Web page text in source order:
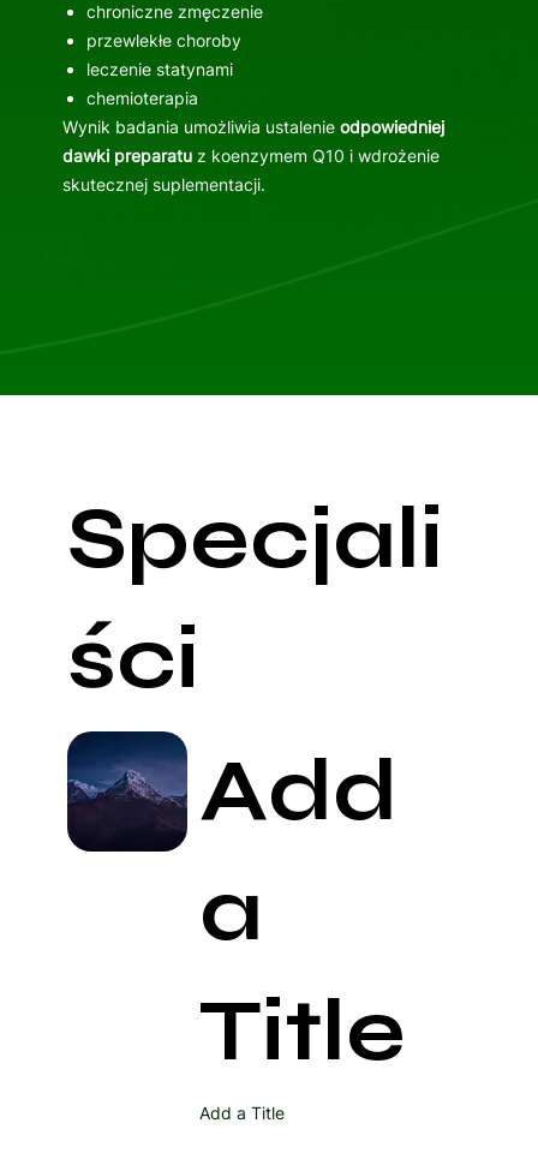
chroniczne zmęczenie
przewlekłe choroby
leczenie statynami
chemioterapia
Wynik badania umożliwia ustalenie odpowiedniej
dawki preparatuz koenzymem Q10 i wdrożenie
skutecznej suplementacji.
Specjali
ści
Add
a
Title
Add a Title